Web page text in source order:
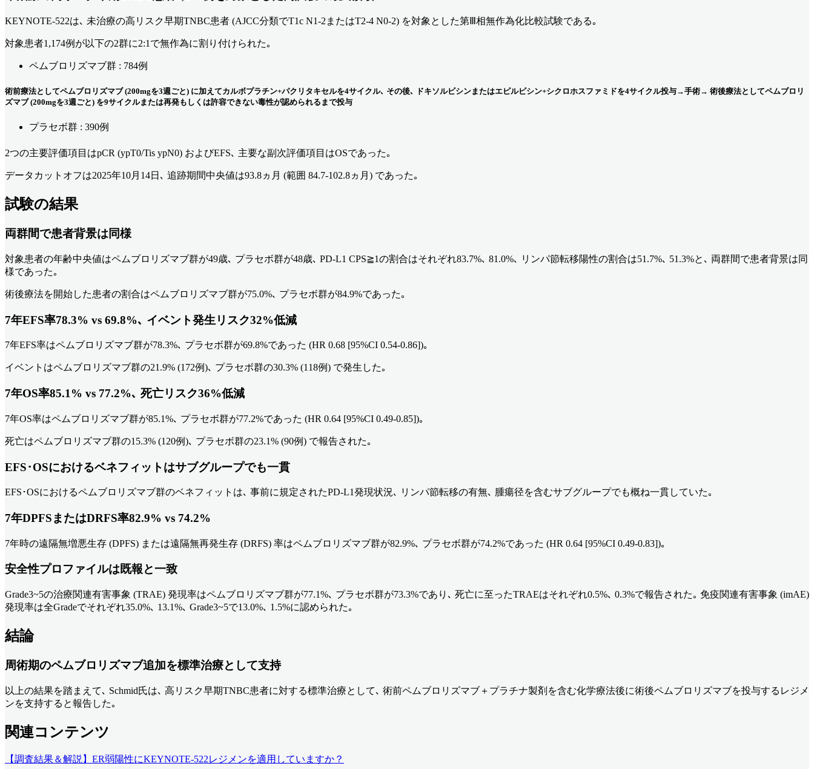
KEYNOTE-522は､ 未治療の高リスク早期TNBC患者 (AJCC分類でT1c N1-2またはT2-4 N0-2) を対象とした第Ⅲ相無作為化比較試験である｡
対象患者1,174例が以下の2群に2:1で無作為に割り付けられた｡
ペムブロリズマブ群 : 784例
術前療法としてペムブロリズマブ (200mgを3週ごと) に加えてカルボプラチン+パクリタキセルを4サイクル､ その後､ ドキソルビシンまたはエピルビシン+シクロホスファミドを4サイクル投与→手術→ 術後療法としてペムブロリ
ズマブ (200mgを3週ごと) を9サイクルまたは再発もしくは許容できない毒性が認められるまで投与
プラセボ群 : 390例
2つの主要評価項目はpCR (ypT0/Tis ypN0) およびEFS､ 主要な副次評価項目はOSであった｡
データカットオフは2025年10月14日､ 追跡期間中央値は93.8ヵ月 (範囲 84.7-102.8ヵ月) であった｡
試験の結果
両群間で患者背景は同様
対象患者の年齢中央値はペムブロリズマブ群が49歳､ プラセボ群が48歳､ PD-L1 CPS≧1の割合はそれぞれ83.7%､ 81.0%､ リンパ節転移陽性の割合は51.7%､ 51.3%と､ 両群間で患者背景は同
様であった｡
術後療法を開始した患者の割合はペムブロリズマブ群が75.0%､ プラセボ群が84.9%であった｡
7年EFS率78.3% vs 69.8%､ イベント発生リスク32%低減
7年EFS率はペムブロリズマブ群が78.3%､ プラセボ群が69.8%であった (HR 0.68 [95%CI 0.54-0.86])｡
イベントはペムブロリズマブ群の21.9% (172例)､ プラセボ群の30.3% (118例) で発生した｡
7年OS率85.1% vs 77.2%､ 死亡リスク36%低減
7年OS率はペムブロリズマブ群が85.1%､ プラセボ群が77.2%であった (HR 0.64 [95%CI 0.49-0.85])｡
死亡はペムブロリズマブ群の15.3% (120例)､ プラセボ群の23.1% (90例) で報告された｡
EFS･OSにおけるベネフィットはサブグループでも一貫
EFS･OSにおけるペムブロリズマブ群のベネフィットは､ 事前に規定されたPD-L1発現状況､ リンパ節転移の有無､ 腫瘍径を含むサブグループでも概ね一貫していた｡
7年DPFSまたはDRFS率82.9% vs 74.2%
7年時の遠隔無増悪生存 (DPFS) または遠隔無再発生存 (DRFS) 率はペムブロリズマブ群が82.9%､ プラセボ群が74.2%であった (HR 0.64 [95%CI 0.49-0.83])｡
安全性プロファイルは既報と一致
Grade3~5の治療関連有害事象 (TRAE) 発現率はペムブロリズマブ群が77.1%､ プラセボ群が73.3%であり､ 死亡に至ったTRAEはそれぞれ0.5%､ 0.3%で報告された｡ 免疫関連有害事象 (imAE)
発現率は全Gradeでそれぞれ35.0%､ 13.1%､ Grade3~5で13.0%､ 1.5%に認められた｡
結論
周術期のペムブロリズマブ追加を標準治療として支持
以上の結果を踏まえて､ Schmid氏は､ 高リスク早期TNBC患者に対する標準治療として､ 術前ペムブロリズマブ＋プラチナ製剤を含む化学療法後に術後ペムブロリズマブを投与するレジメ
ンを支持すると報告した｡
関連コンテンツ
【調査結果＆解説】ER弱陽性にKEYNOTE-522レジメンを適用していますか？